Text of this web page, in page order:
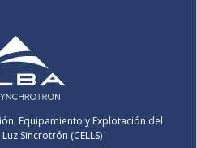
Equipamiento y Explotación del
Sincrotrón (CELLS)